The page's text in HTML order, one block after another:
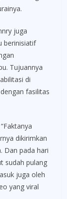
juga
berinisiatif
Tujuannya
di
fasilitas
dikirimkan
Dan pada hari
sudah pulang
juga oleh
yang viral